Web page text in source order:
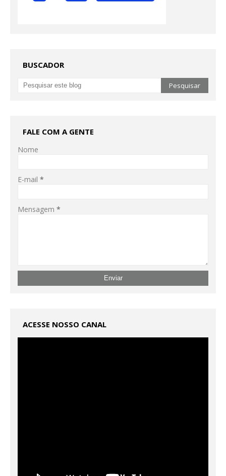
BUSCADOR
FALE COM A GENTE
Nome
E-mail *
Mensagem *
ACESSE NOSSO CANAL